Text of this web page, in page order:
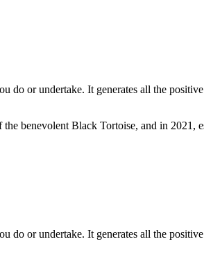
or undertake. It generates all the
benevolent Black Tortoise, and in 2021,
or undertake. It generates all the